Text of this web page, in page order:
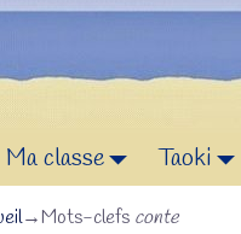
Ma classe Taoki
→Mots-clefs conte